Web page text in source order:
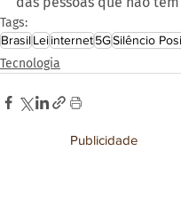
Tags:
Brasil Leiinternet5GSilêncio
Tecnologia
Publicidade